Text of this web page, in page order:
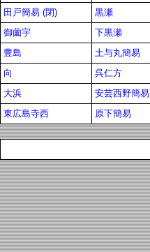
田戸簡易 (閉)
黒瀬
御薗宇
下黒瀬
豊島
土与丸簡易
向
呉仁方
大浜
安芸西野簡易
東広島寺西
原下簡易